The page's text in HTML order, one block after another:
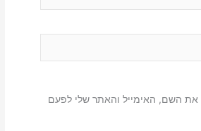
את השם, האימייל והאתר שלי לפעם